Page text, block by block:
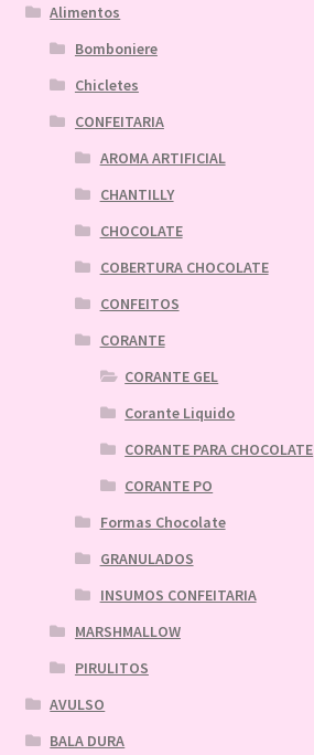
Alimentos
Bomboniere
Chicletes
CONFEITARIA
AROMA ARTIFICIAL
CHANTILLY
CHOCOLATE
COBERTURA CHOCOLATE
CONFEITOS
CORANTE
CORANTE GEL
Corante Liquido
CORANTE PARA CHOCOLATE
CORANTE PO
Formas Chocolate
GRANULADOS
INSUMOS CONFEITARIA
MARSHMALLOW
PIRULITOS
AVULSO
BALA DURA